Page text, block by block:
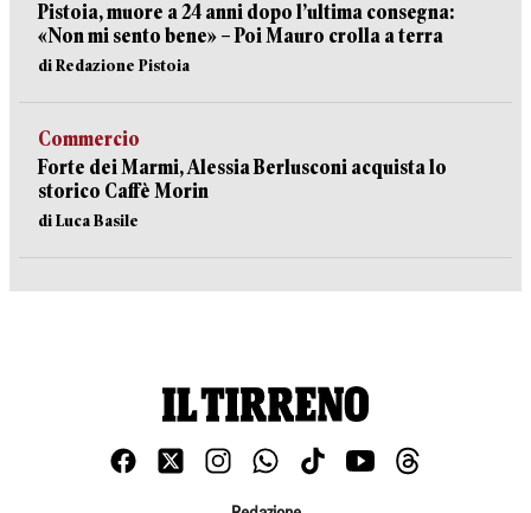
Pistoia, muore a 24 anni dopo l’ultima consegna:
«Non mi sento bene» – Poi Mauro crolla a terra
di Redazione Pistoia
Commercio
Forte dei Marmi, Alessia Berlusconi acquista lo
storico Caffè Morin
di Luca Basile